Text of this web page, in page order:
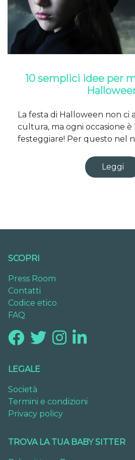
10 semplici idee per
La festa di Halloween non ci
cultura, ma ogni occasione
festeggiare! Per questo nel
Leggi
SCOPRI
Press Room
Contatti
Codice etico
FAQ
LEGALE
Società
Termini e condizioni
Privacy policy
TROVA LA TUA BABY SITTER